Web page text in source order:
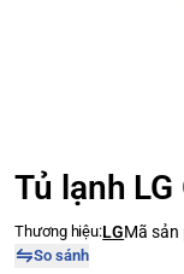
Tủ lạnh
Thương hiệu:LGMã sản
So sánh